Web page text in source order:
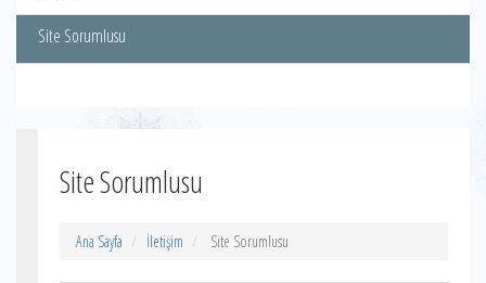
Site Sorumlusu
Site Sorumlusu
Ana Sayfa İletişim Site Sorumlusu